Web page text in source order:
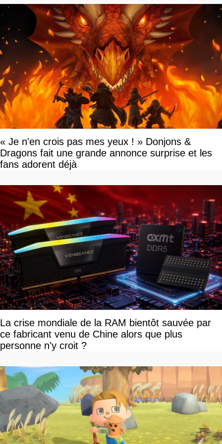
« Je n'en crois pas mes yeux ! » Donjons &
Dragons fait une grande annonce surprise et les
fans adorent déjà
La crise mondiale de la RAM bientôt sauvée par
ce fabricant venu de Chine alors que plus
personne n'y croit ?